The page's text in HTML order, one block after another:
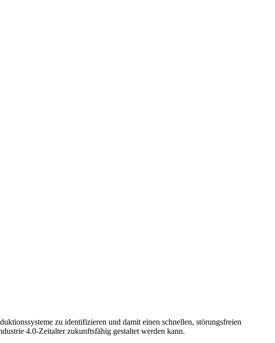
zu identifizieren und damit einen schnellen, störungsfreien
4.0-Zeitalter zukunftsfähig gestaltet werden kann.